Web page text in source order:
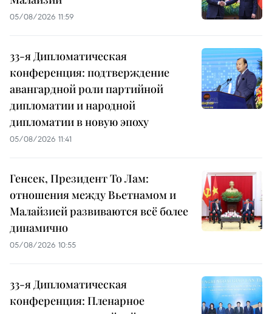
05/08/2026 11:59
33-я Дипломатическая
конференция: подтверждение
авангардной роли партийной
дипломатии и народной
дипломатии в новую эпоху
05/08/2026 11:41
Генсек, Президент То Лам:
отношения между Вьетнамом и
Малайзией развиваются всё более
динамично
05/08/2026 10:55
33-я Дипломатическая
конференция: Пленарное